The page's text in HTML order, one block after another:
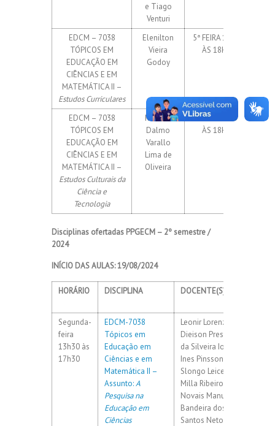
e Tiago
Venturi
EDCM – 7038
TÓPICOS EM
EDUCAÇÃO EM
CIÊNCIAS E EM
MATEMÁTICA II –
Estudos Curriculares
Elenilton
Vieira
Godoy
5ª FEIRA 14H
ÀS 18H
EDCM – 7038
TÓPICOS EM
EDUCAÇÃO EM
CIÊNCIAS E EM
MATEMÁTICA II –
Estudos Culturais da
Ciência e
Tecnologia
Roberto
Dalmo
Varallo
Lima de
Oliveira
6ª FEIRA 14H
ÀS 18H
15
Disciplinas ofertadas PPGECM – 2º semestre /
2024
INÍCIO DAS AULAS: 19/08/2024
HORÁRIO DISCIPLINA DOCENTE(S)
Segunda-
feira
13h30 às
17h30
EDCM-7038
Tópicos em
Educação em
Ciências e em
Matemática II –
Assunto:A
Pesquisa na
Educação em
Ciências
Leonir Lorenzetti
Dieison Prestes
da Silveira Ione
Ines Pinsson
Slongo Leice
Milla Ribeiro de
Novais Manuel
Bandeira dos
Santos Neto